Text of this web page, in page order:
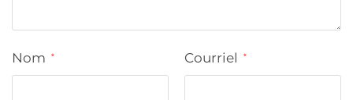
Nom * Courriel *